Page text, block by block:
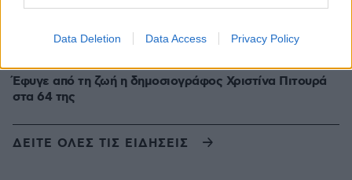
Data Deletion Data Access Privacy Policy
δεν στοχεύει κάποια συγκεκριμένη χώρα, λέει η Τουρκία
πριν 19 λεπτά
Έφυγε από τη ζωή η δημοσιογράφος Χριστίνα Πιτουρά
στα 64 της
πριν 21 λεπτά
ΔΕΙΤΕ ΟΛΕΣ ΤΙΣ ΕΙΔΗΣΕΙΣ